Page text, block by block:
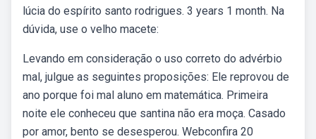
lúcia do espírito santo rodrigues. 3 years 1 month. Na
dúvida, use o velho macete:
Levando em consideração o uso correto do advérbio
mal, julgue as seguintes proposições: Ele reprovou de
ano porque foi mal aluno em matemática. Primeira
noite ele conheceu que santina não era moça. Casado
por amor, bento se desesperou. Webconfira 20